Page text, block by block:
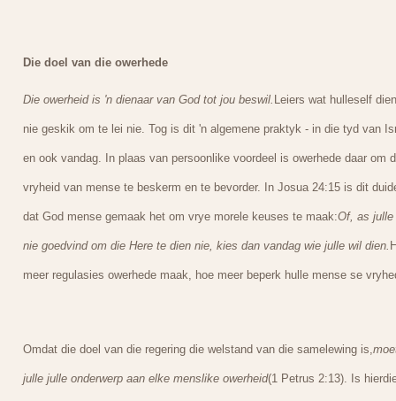
Die doel van die owerhede
Die owerheid is 'n dienaar van God tot jou beswil. Leiers wat hulleself
nie geskik om te lei nie. Tog is dit 'n algemene praktyk - in die tyd van
en ook vandag. In plaas van persoonlike voordeel is owerhede daar om
vryheid van mense te beskerm en te bevorder. In Josua 24:15 is dit
dat God mense gemaak het om vrye morele keuses te maak:Of, as julle
nie goedvind om die Here te dien nie, kies dan vandag wie julle wil dien.
meer regulasies owerhede maak, hoe meer beperk hulle mense se
Omdat die doel van die regering die welstand van die samelewing is,
julle julle onderwerp aan elke menslike owerheid(1 Petrus 2:13). Is